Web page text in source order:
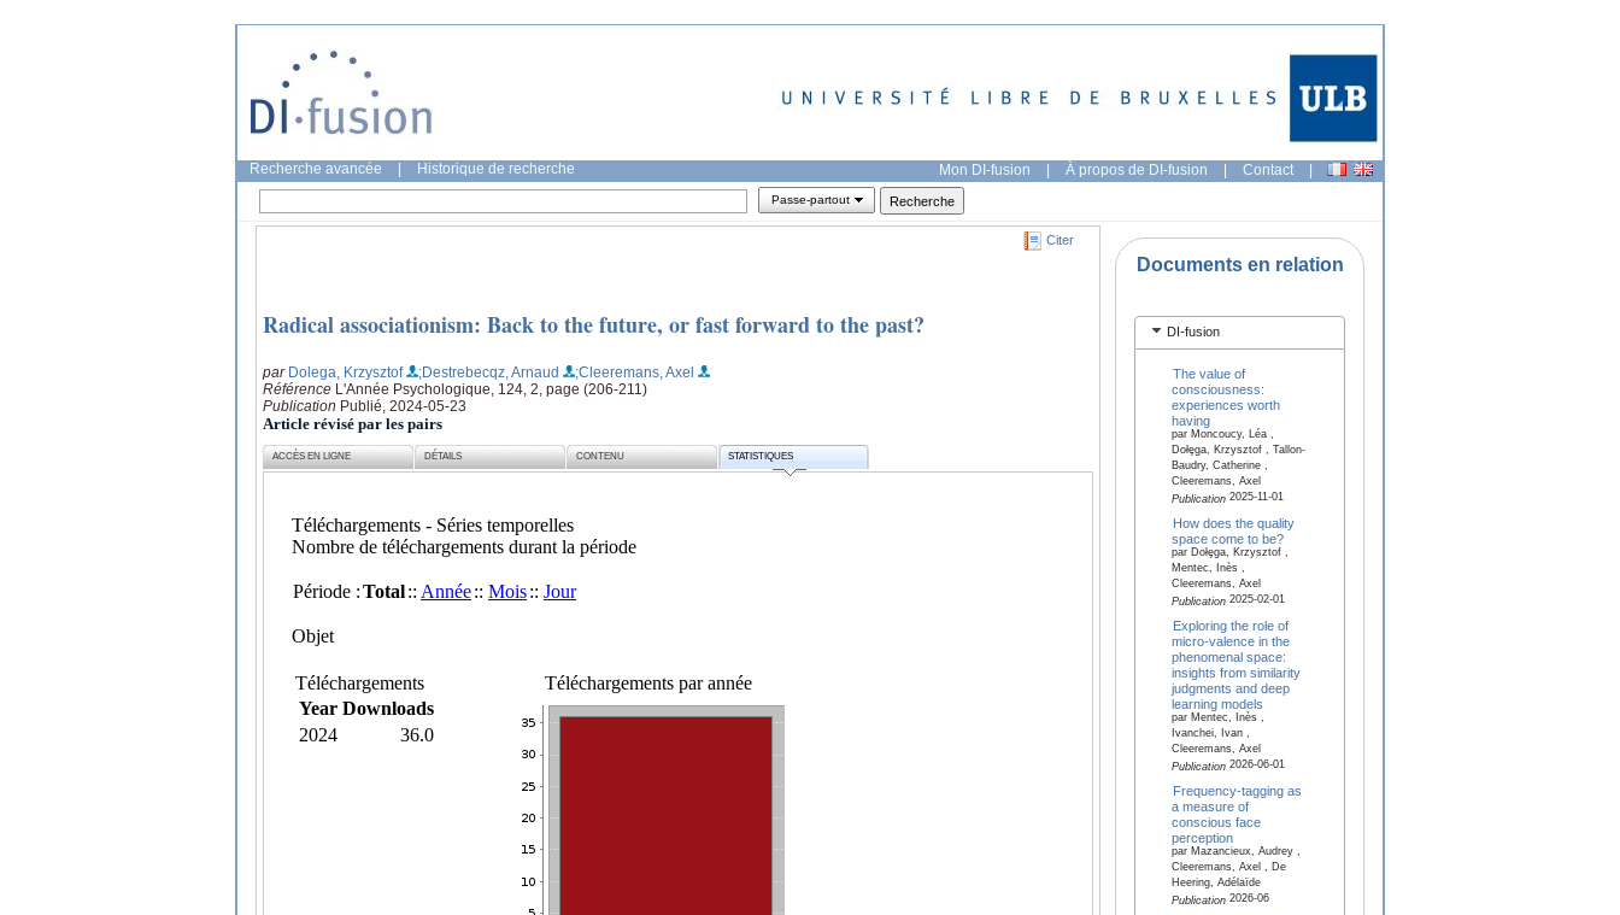
Recherche avancée Historique de recherche Mon DI-fusion | À propos de DI-fusion | Contact |
Passe-partout
Citer
Radical associationism: Back to the future, or fast forward to the past?
par Dolega, Krzysztof ;Destrebecqz, Arnaud
;Cleeremans, Axel
Référence L'Année Psychologique, 124, 2, page (206-211)
Publication Publié, 2024-05-23
Article révisé par les pairs
ACCÈS EN LIGNE DÉTAILS CONTENU STATISTIQUES
Documents en relation
DI-fusion
The value of
consciousness:
experiences worth
having
par Moncoucy, Léa ,
Dołȩga, Krzysztof , Tallon-
Baudry, Catherine ,
Cleeremans, Axel
Publication2025-11-01
How does the quality
space come to be?
par Dołȩga, Krzysztof ,
Mentec, Inès ,
Cleeremans, Axel
Publication2025-02-01
Exploring the role of
micro-valence in the
phenomenal space:
insights from similarity
judgments and deep
learning models
par Mentec, Inès ,
Ivanchei, Ivan ,
Cleeremans, Axel
Publication2026-06-01
Frequency-tagging as
a measure of
conscious face
perception
par Mazancieux, Audrey ,
Cleeremans, Axel , De
Heering, Adélaïde
Publication2026-06